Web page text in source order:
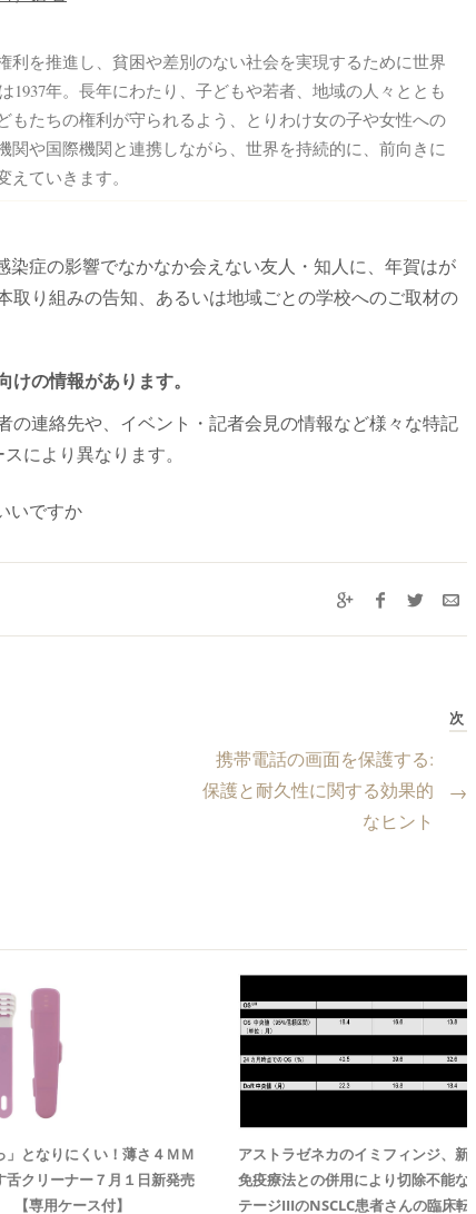
利を推進し、貧困や差別のない社会を実現するために世界
1937年。長年にわたり、子どもや若者、地域の人々ととも
もたちの権利が守られるよう、とりわけ女の子や女性への
や国際機関と連携しながら、世界を持続的に、前向きに
えていきます。
染症の影響でなかなか会えない友人・知人に、年賀はが
取り組みの告知、あるいは地域ごとの学校へのご取材の
の情報があります。
の連絡先や、イベント・記者会見の情報など様々な特記
により異なります。
いですか
次
携帯電話の画面を保護する:
保護と耐久性に関する効果的
なヒント
→
」となりにくい！薄さ４ＭＭ
舌クリーナー７月１日新発売
【専用ケース付】
アストラゼネカのイミフィンジ、新規
免疫療法との併用により切除不能なス
テージIIIのNSCLC患者さんの臨床転帰